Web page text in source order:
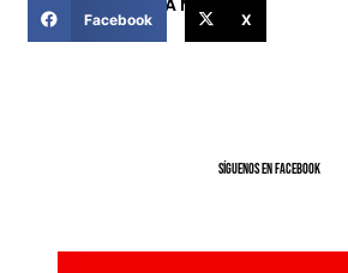
Facebook X
SíGUENOS EN FACEBOOK